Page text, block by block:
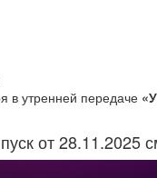
в утренней передаче
от 28.11.2025